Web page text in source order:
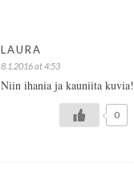
LAURA
8.1.2016 at 4:53
Niin ihania ja kauniita kuvia!
0